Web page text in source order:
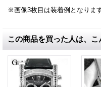
※画像3枚目は装着例となりま
この商品を買った人は、